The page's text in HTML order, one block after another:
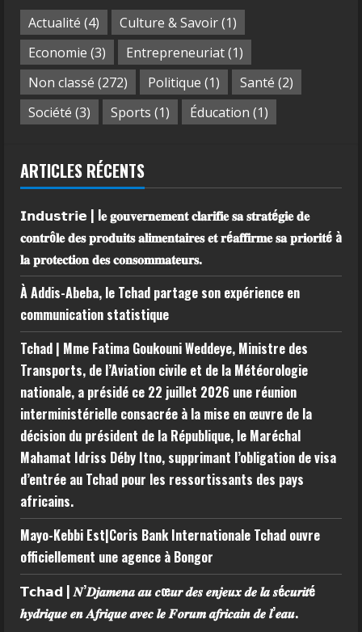
Actualité (4) Culture & Savoir(1)
Economie (3) Entrepreneuriat(1)
Non classé (272) Politique (1) Santé (2)
Société (3) Sports (1) Éducation (1)
ARTICLES RÉCENTS
𝗜𝗻𝗱𝘂𝘀𝘁𝗿𝗶𝗲 | l𝐞 𝐠𝐨𝐮𝐯𝐞𝐫𝐧𝐞𝐦𝐞𝐧𝐭 𝐜𝐥𝐚𝐫𝐢𝐟𝐢𝐞 𝐬𝐚 𝐬𝐭𝐫𝐚𝐭é𝐠𝐢𝐞 𝐝𝐞
𝐜𝐨𝐧𝐭𝐫ô𝐥𝐞 𝐝𝐞𝐬 𝐩𝐫𝐨𝐝𝐮𝐢𝐭𝐬 𝐚𝐥𝐢𝐦𝐞𝐧𝐭𝐚𝐢𝐫𝐞𝐬 𝐞𝐭 𝐫é𝐚𝐟𝐟𝐢𝐫𝐦𝐞 𝐬𝐚 𝐩𝐫𝐢𝐨𝐫𝐢𝐭é à
𝐥𝐚 𝐩𝐫𝐨𝐭𝐞𝐜𝐭𝐢𝐨𝐧 𝐝𝐞𝐬 𝐜𝐨𝐧𝐬𝐨𝐦𝐦𝐚𝐭𝐞𝐮𝐫𝐬.
À Addis-Abeba, le Tchad partage son expérience en
communication statistique
Tchad | Mme Fatima Goukouni Weddeye, Ministre des
Transports, de l’Aviation civile et de la Météorologie
nationale, a présidé ce 22 juillet 2026 une réunion
interministérielle consacrée à la mise en œuvre de la
décision du président de la République, le Maréchal
Mahamat Idriss Déby Itno, supprimant l’obligation de visa
d’entrée au Tchad pour les ressortissants des pays
africains.
Mayo-Kebbi Est|Coris Bank Internationale Tchad ouvre
officiellement une agence à Bongor
𝗧𝗰𝗵𝗮𝗱 | 𝑵’𝑫𝒋𝒂𝒎𝒆𝒏𝒂 𝒂𝒖 𝒄œ𝒖𝒓 𝒅𝒆𝒔 𝒆𝒏𝒋𝒆𝒖𝒙 𝒅𝒆 𝒍𝒂 𝒔é𝒄𝒖𝒓𝒊𝒕é
𝒉𝒚𝒅𝒓𝒊𝒒𝒖𝒆 𝒆𝒏 𝑨𝒇𝒓𝒊𝒒𝒖𝒆 𝒂𝒗𝒆𝒄 𝒍𝒆 𝑭𝒐𝒓𝒖𝒎 𝒂𝒇𝒓𝒊𝒄𝒂𝒊𝒏 𝒅𝒆 𝒍’𝒆𝒂𝒖.